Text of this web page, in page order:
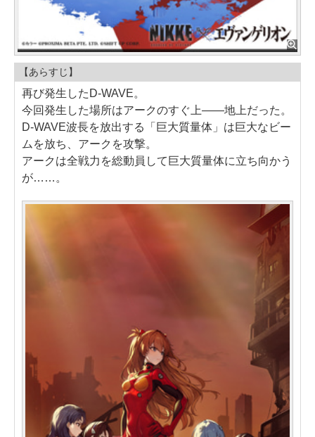
【あらすじ】
再び発生したD-WAVE。
今回発生した場所はアークのすぐ上――地上だった。
D-WAVE波長を放出する「巨大質量体」は巨大なビー
ムを放ち、アークを攻撃。
アークは全戦力を総動員して巨大質量体に立ち向かう
が……。